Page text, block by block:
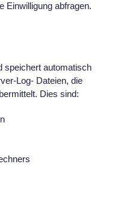
Einwilligung abfragen.
speichert automatisch
Log- Dateien, die
Dies sind: